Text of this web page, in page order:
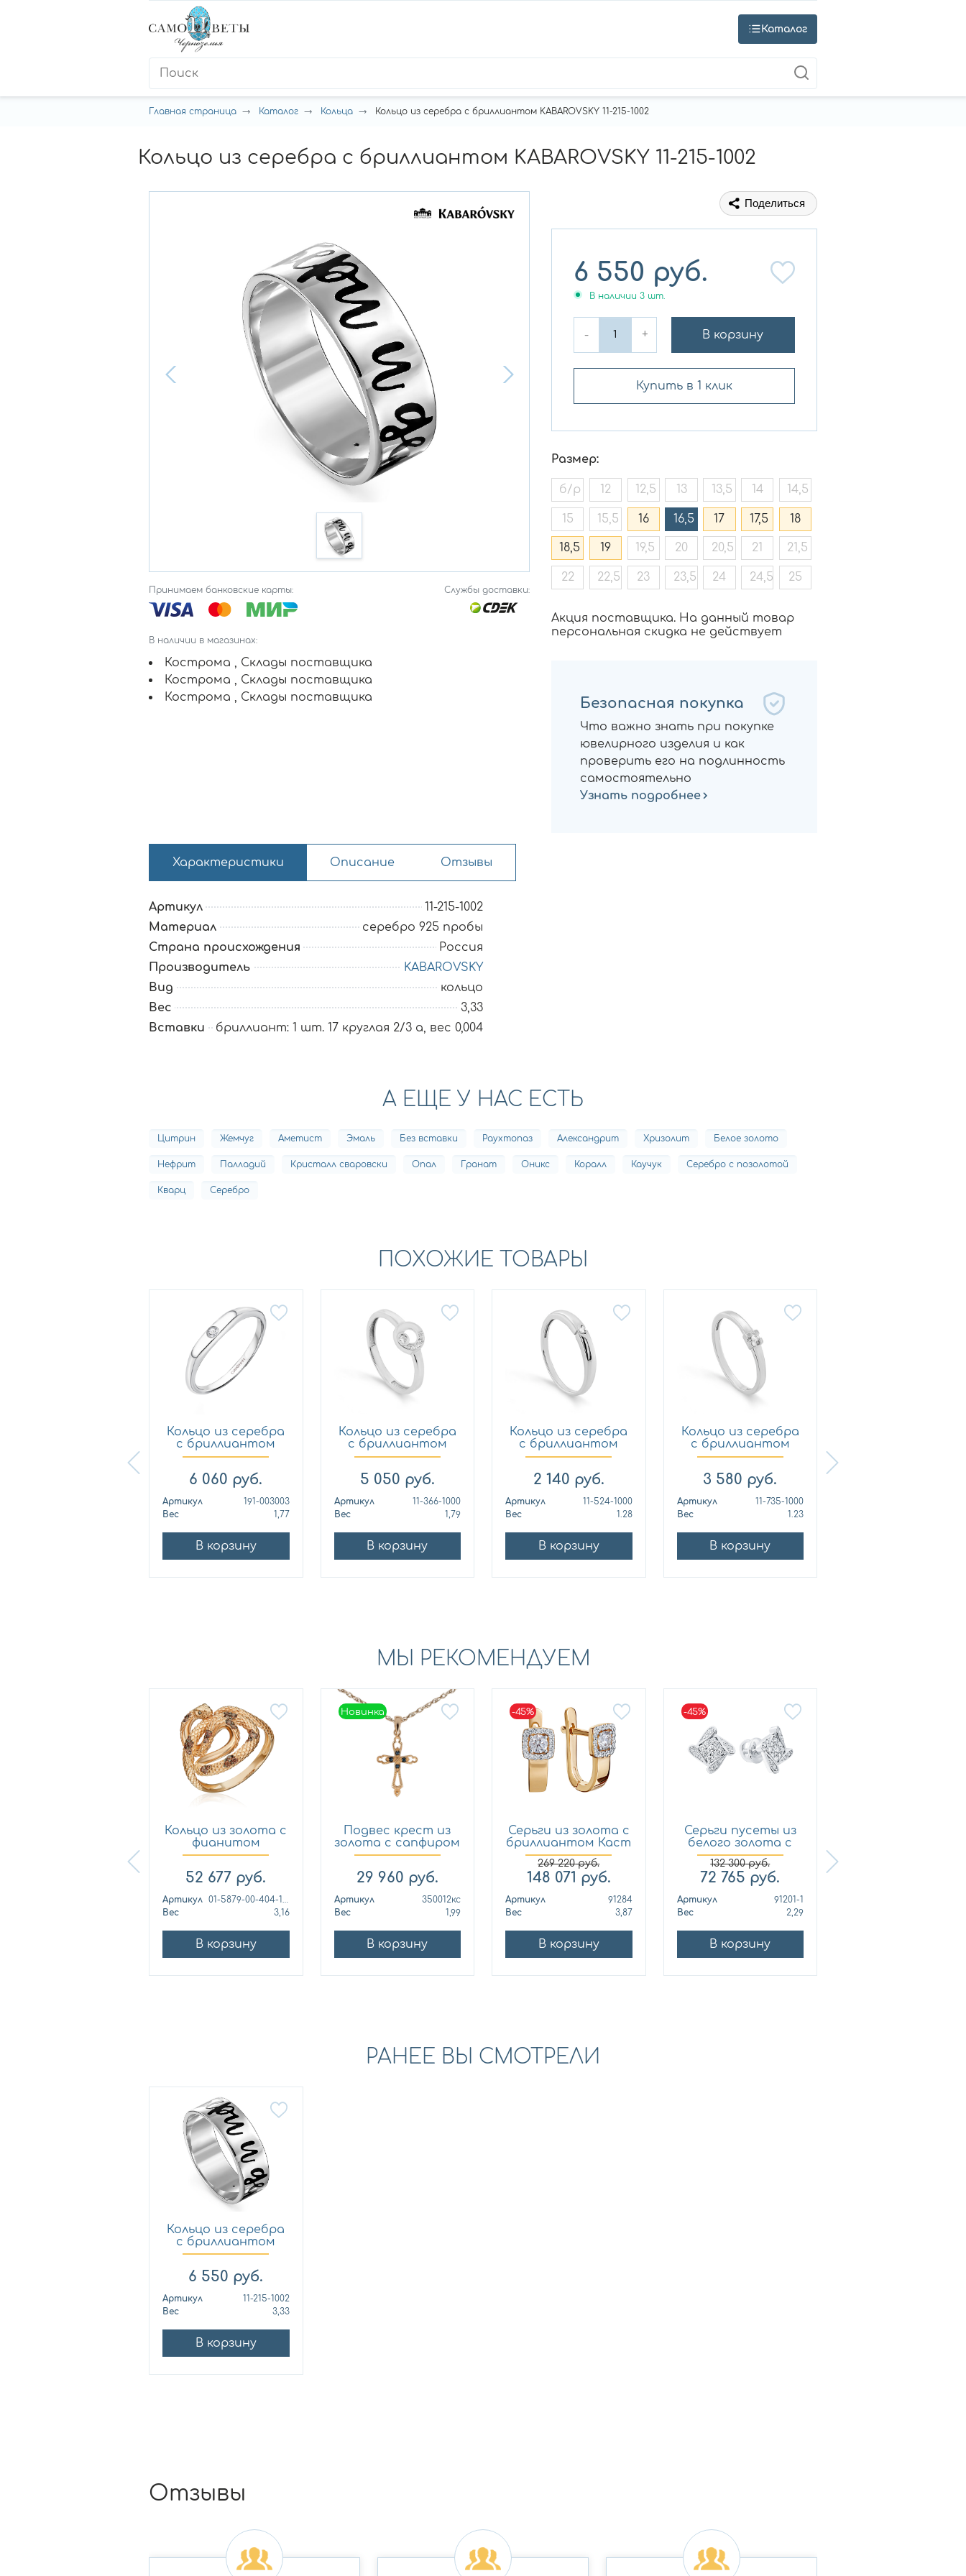
Каталог
Главная страница Каталог Кольца Кольцо из серебра с бриллиантом KABAROVSKY 11-215-1002
Кольцо из серебра с бриллиантом KABAROVSKY 11-215-1002
Принимаем банковские карты: Службы доставки:
В наличии в магазинах:
Кострома , Склады поставщика
Кострома , Склады поставщика
Кострома , Склады поставщика
Поделиться
6 550 руб.
В наличии 3шт.
- + В корзину
Купить в 1 клик
Размер:
б/р 12 12,5 13 13,5 14 14,5
15 15,5 16 16,5 17 17,5 18
18,5 19 19,5 20 20,5 21 21,5
22 22,5 23 23,5 24 24,5 25
Акция поставщика. На данный товар
персональная скидка не действует
Безопасная покупка
Что важно знать при покупке
ювелирного изделия и как
проверить его на подлинность
самостоятельно
Узнать подробнее
Характеристики Описание Отзывы
Артикул
11-215-1002
Материал
серебро 925 пробы
Страна происхождения
Россия
Производитель
KABAROVSKY
Вид
кольцо
Вес
3,33
Вставки
бриллиант: 1 шт. 17 круглая 2/3 а, вес 0,004
А ЕЩЕ У НАС ЕСТЬ
Цитрин Жемчуг Аметист Эмаль Без вставки Раухтопаз Александрит Хризолит Белое золото
Нефрит Палладий Кристалл сваровски Опал Гранат Оникс Коралл Каучук Серебро с позолотой
Кварц Серебро
ПОХОЖИЕ ТОВАРЫ
Кольцо из серебра
с бриллиантом
СИНОН...
6 060 руб.
Артикул
191-003003
Вес
1,77
В корзину
Кольцо из серебра
с бриллиантом
KABAR...
5 050 руб.
Артикул
11-366-1000
Вес
1,79
В корзину
Кольцо из серебра
с бриллиантом
KABAR...
2 140 руб.
Артикул
11-524-1000
Вес
1.28
В корзину
Кольцо из серебра
с бриллиантом
KABAR...
3 580 руб.
Артикул
11-735-1000
Вес
1.23
В корзину
МЫ РЕКОМЕНДУЕМ
Кольцо из золота с
фианитом
Платина 0...
52 677 руб.
Артикул
01-5879-00-404-1110
Вес
3,16
В корзину
Новинка
Новинка
Подвес крест из
золота с сапфиром
Кло...
29 960 руб.
Артикул
350012кс
Вес
1,99
В корзину
-45%
Серьги из золота с
бриллиантом Каст
ю...
269 220руб.
148 071 руб.
Артикул
91284
Вес
3,87
В корзину
-45%
Серьги пусеты из
белого золота с
брил...
132 300руб.
72 765 руб.
Артикул
91201-1
Вес
2,29
В корзину
РАНЕЕ ВЫ СМОТРЕЛИ
Кольцо из серебра
с бриллиантом
KABAR...
6 550 руб.
Артикул
11-215-1002
Вес
3,33
В корзину
Отзывы